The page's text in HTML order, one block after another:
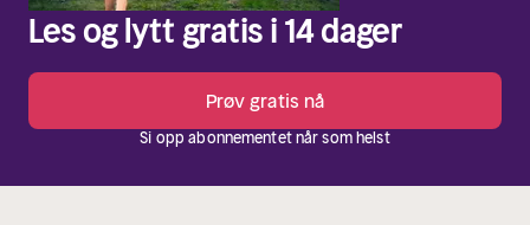
Les og lytt gratis i 14 dager
Prøv gratis nå
Si opp abonnementet når som helst